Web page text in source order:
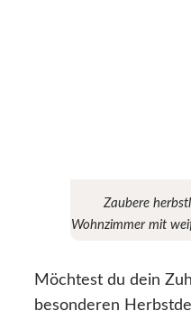
Zaubere
Wohnzimmer mit
Möchtest du dein
besonderen